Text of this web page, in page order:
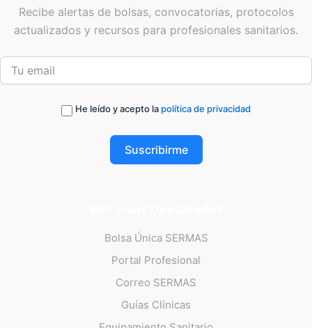
Recibe alertas de bolsas, convocatorias, protocolos
actualizados y recursos para profesionales sanitarios.
He leído y acepto la política de privacidad
Suscribirme
Bolsa Única SERMAS
Portal Profesional
Correo SERMAS
Guías Clínicas